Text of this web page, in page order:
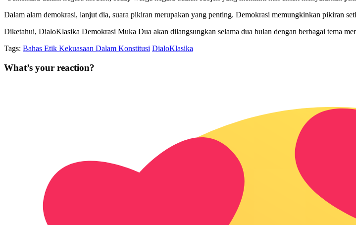
Dalam alam demokrasi, lanjut dia, suara pikiran merupakan yang penting. Demokrasi memungkinkan pikiran
Diketahui, DialoKlasika Demokrasi Muka Dua akan dilangsungkan selama dua bulan dengan berbagai tema
Tags: Bahas Etik Kekuasaan Dalam Konstitusi DialoKlasika
What’s your reaction?